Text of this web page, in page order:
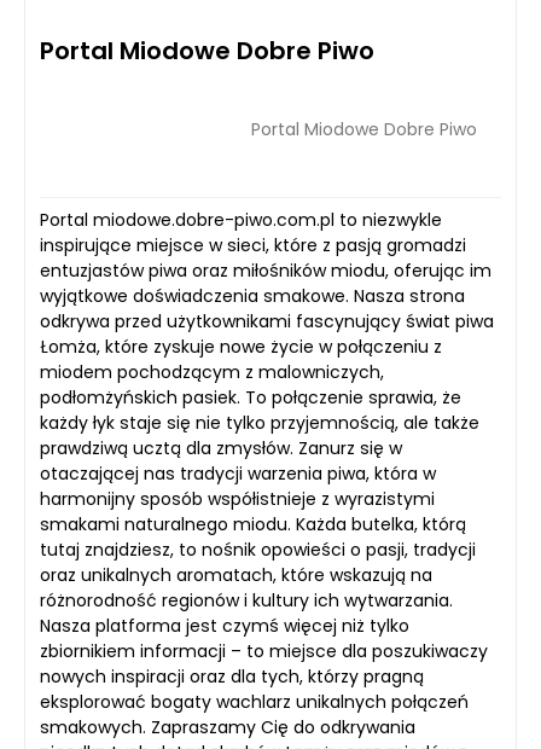
Portal Miodowe Dobre Piwo
Portal Miodowe Dobre Piwo
Portal miodowe.dobre-piwo.com.pl to niezwykle
inspirujące miejsce w sieci, które z pasją gromadzi
entuzjastów piwa oraz miłośników miodu, oferując im
wyjątkowe doświadczenia smakowe. Nasza strona
odkrywa przed użytkownikami fascynujący świat piwa
Łomża, które zyskuje nowe życie w połączeniu z
miodem pochodzącym z malowniczych,
podłomżyńskich pasiek. To połączenie sprawia, że
każdy łyk staje się nie tylko przyjemnością, ale także
prawdziwą ucztą dla zmysłów. Zanurz się w
otaczającej nas tradycji warzenia piwa, która w
harmonijny sposób współistnieje z wyrazistymi
smakami naturalnego miodu. Każda butelka, którą
tutaj znajdziesz, to nośnik opowieści o pasji, tradycji
oraz unikalnych aromatach, które wskazują na
różnorodność regionów i kultury ich wytwarzania.
Nasza platforma jest czymś więcej niż tylko
zbiornikiem informacji – to miejsce dla poszukiwaczy
nowych inspiracji oraz dla tych, którzy pragną
eksplorować bogaty wachlarz unikalnych połączeń
smakowych. Zapraszamy Cię do odkrywania